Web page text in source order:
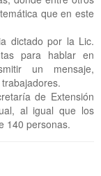
que en este
dictado por la Lic.
para hablar en
un mensaje,
de Extensión
al igual que los
140 personas.